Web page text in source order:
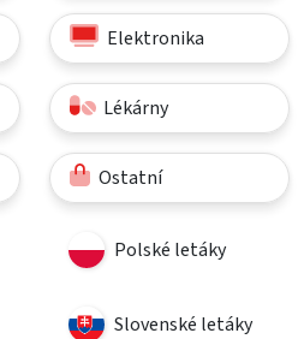
Elektronika
Lékárny
Ostatní
Polské letáky
Slovenské letáky